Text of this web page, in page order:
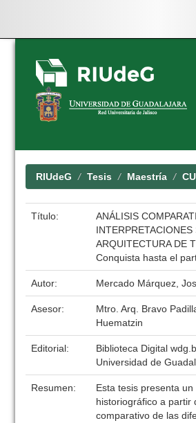
Skip
navigation
RIUdeG Tesis Maestría
Título:
ANÁLISIS
INTERPRETACIONES
ARQUITECTURA DE
Conquista hasta el
Autor: Mercado Márquez,
Asesor:
Mtro. Arq. Bravo
Huematzin
Editorial:
Biblioteca Digital
Universidad de
Resumen:
Esta tesis presenta un
historiográfico a partir
comparativo de las